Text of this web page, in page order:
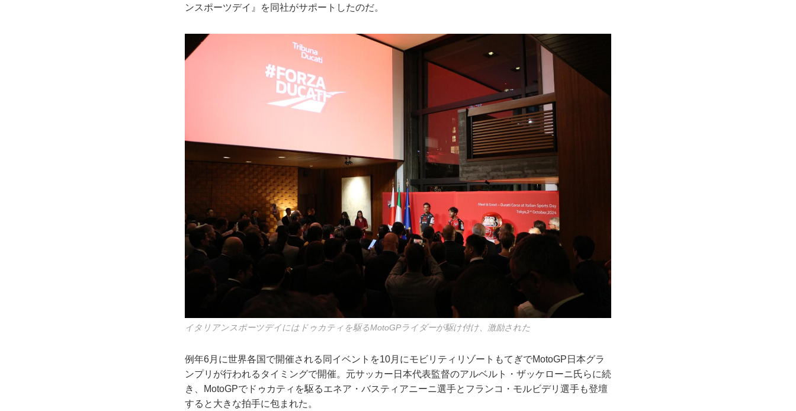
ンスポーツデイ』を同社がサポートしたのだ。
イタリアンスポーツデイにはドゥカティを駆るMotoGPライダーが駆け付け、激励された
例年6月に世界各国で開催される同イベントを10月にモビリティリゾートもてぎでMotoGP日本グラ
ンプリが行われるタイミングで開催。元サッカー日本代表監督のアルベルト・ザッケローニ氏らに続
き、MotoGPでドゥカティを駆るエネア・バスティアニーニ選手とフランコ・モルビデリ選手も登壇
すると大きな拍手に包まれた。